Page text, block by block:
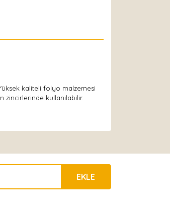
kaliteli folyo malzemesi
kullanılabilir.
EKLE